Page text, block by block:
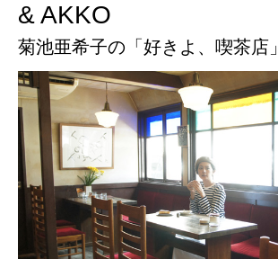
& AKKO
菊池亜希子の「好きよ、喫茶店